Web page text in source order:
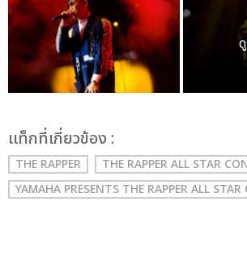
เเท็กที่เกี่ยวข้อง :
THE RAPPER
THE RAPPER ALL STAR
YAMAHA PRESENTS THE RAPPER ALL STAR